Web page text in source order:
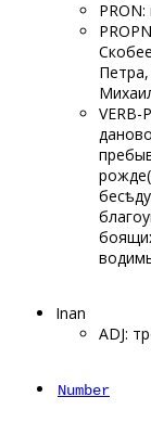
VERB-
Inan
ADJ:
Number